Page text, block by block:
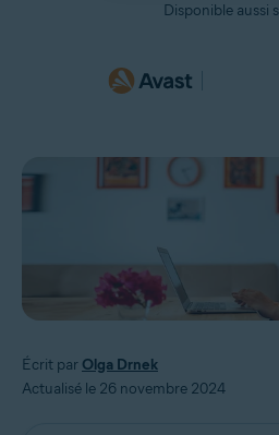
Disponible aussi
Écrit par Olga Drnek
Actualisé le 26 novembre 2024